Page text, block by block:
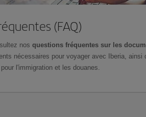
(FAQ)
nos questions fréquentes sur les
nécessaires pour voyager avec Iberia, ainsi
l'immigration et les douanes.